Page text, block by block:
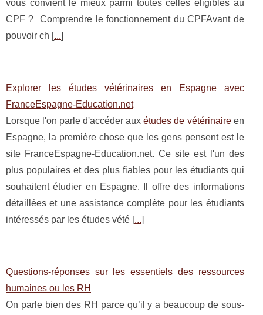
vous convient le mieux parmi toutes celles éligibles au
CPF ? Comprendre le fonctionnement du CPFAvant de
pouvoir ch [...]
Explorer les études vétérinaires en Espagne avec
FranceEspagne-Education.net
Lorsque l'on parle d'accéder auxétudes de vétérinaireen
Espagne, la première chose que les gens pensent est le
site FranceEspagne-Education.net. Ce site est l'un des
plus populaires et des plus fiables pour les étudiants qui
souhaitent étudier en Espagne. Il offre des informations
détaillées et une assistance complète pour les étudiants
intéressés par les études vété [...]
Questions-réponses sur les essentiels des ressources
humaines ou les RH
On parle bien des RH parce qu’il y a beaucoup de sous-